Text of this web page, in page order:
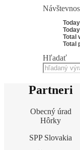
Total
Total
Hľadať
Partneri
Obecný úrad
Hôrky
SPP Slovakia